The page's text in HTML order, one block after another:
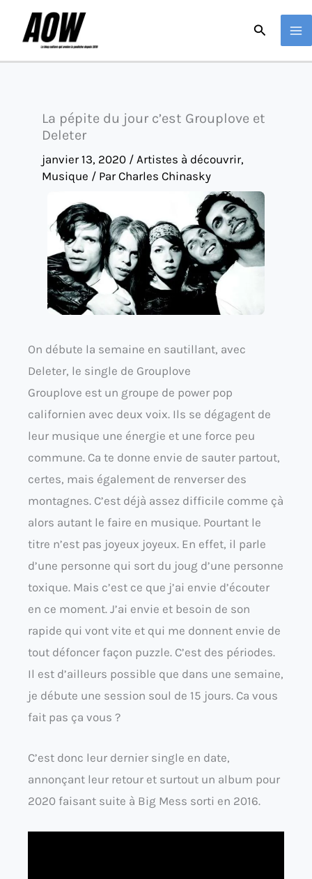
La pépite du jour c’est Grouplove et
Deleter
janvier 13, 2020 / Artistes à découvrir,
Musique / ParCharles Chinasky
On débute la semaine en sautillant, avec
Deleter, le single de Grouplove
Grouplove est un groupe de power pop
californien avec deux voix. Ils se dégagent de
leur musique une énergie et une force peu
commune. Ca te donne envie de sauter partout,
certes, mais également de renverser des
montagnes. C’est déjà assez difficile comme çà
alors autant le faire en musique. Pourtant le
titre n’est pas joyeux joyeux. En effet, il parle
d’une personne qui sort du joug d’une personne
toxique. Mais c’est ce que j’ai envie d’écouter
en ce moment. J’ai envie et besoin de son
rapide qui vont vite et qui me donnent envie de
tout défoncer façon puzzle. C’est des périodes.
Il est d’ailleurs possible que dans une semaine,
je débute une session soul de 15 jours. Ca vous
fait pas ça vous ?
C’est donc leur dernier single en date,
annonçant leur retour et surtout un album pour
2020 faisant suite à Big Mess sorti en 2016.